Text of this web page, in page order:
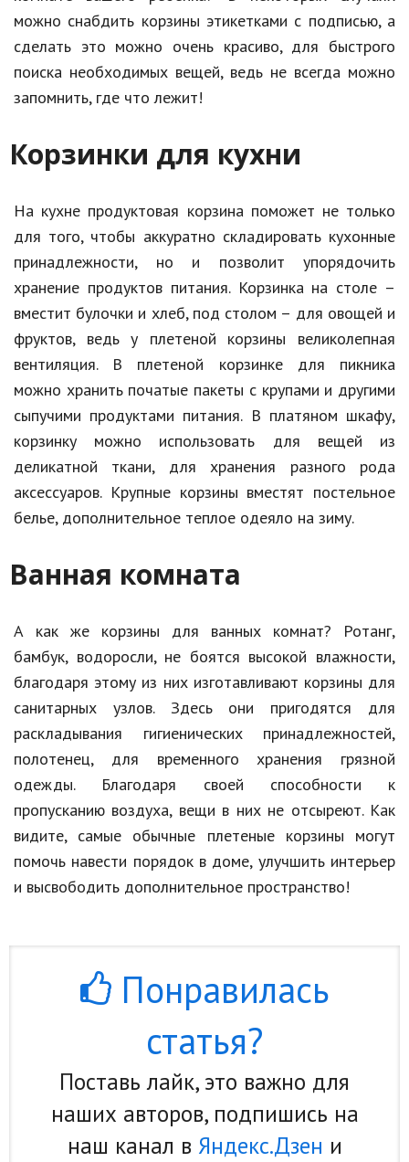
можно снабдить корзины этикетками с подписью, а
сделать это можно очень красиво, для быстрого
поиска необходимых вещей, ведь не всегда можно
запомнить, где что лежит!
Корзинки для кухни
На кухне продуктовая корзина поможет не только
для того, чтобы аккуратно складировать кухонные
принадлежности, но и позволит упорядочить
хранение продуктов питания. Корзинка на столе –
вместит булочки и хлеб, под столом – для овощей и
фруктов, ведь у плетеной корзины великолепная
вентиляция. В плетеной корзинке для пикника
можно хранить початые пакеты с крупами и другими
сыпучими продуктами питания. В платяном шкафу,
корзинку можно использовать для вещей из
деликатной ткани, для хранения разного рода
аксессуаров. Крупные корзины вместят постельное
белье, дополнительное теплое одеяло на зиму.
Ванная комната
А как же корзины для ванных комнат? Ротанг,
бамбук, водоросли, не боятся высокой влажности,
благодаря этому из них изготавливают корзины для
санитарных узлов. Здесь они пригодятся для
раскладывания гигиенических принадлежностей,
полотенец, для временного хранения грязной
одежды. Благодаря своей способности к
пропусканию воздуха, вещи в них не отсыреют. Как
видите, самые обычные плетеные корзины могут
помочь навести порядок в доме, улучшить интерьер
и высвободить дополнительное пространство!
Понравилась
статья?
Поставь лайк, это важно для
наших авторов, подпишись на
наш канал в Яндекс.Дзен и